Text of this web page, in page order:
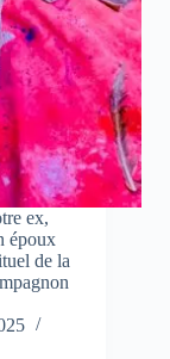
ex,
époux
de la